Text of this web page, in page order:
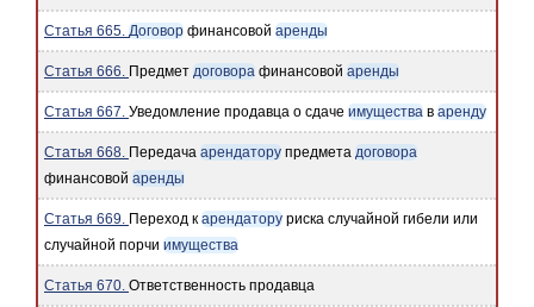
Статья 665. Договор финансовой аренды
Статья 666. Предмет договора финансовой аренды
Статья 667. Уведомление продавца о сдаче имущества в аренду
Статья 668. Передача арендатору предмета договора
финансовой аренды
Статья 669. Переход к арендатору риска случайной гибели или
случайной порчи имущества
Статья 670. Ответственность продавца